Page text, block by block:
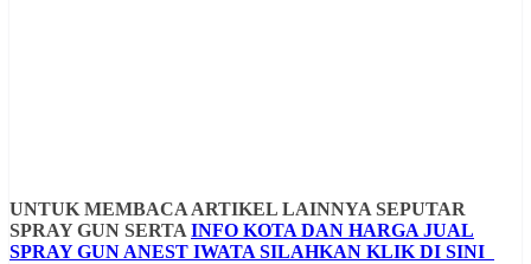
UNTUK MEMBACA ARTIKEL LAINNYA SEPUTAR
SPRAY GUN SERTA INFO KOTA DAN HARGA JUAL
SPRAY GUN ANEST IWATA SILAHKAN KLIK DI SINI